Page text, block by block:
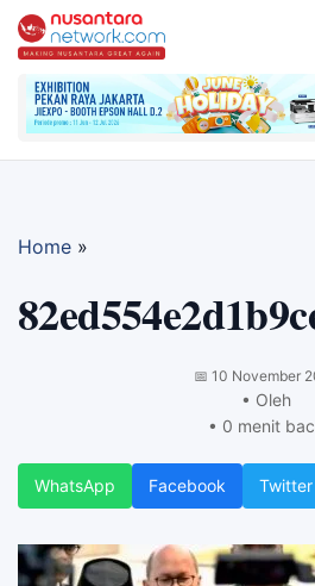
Home »
📅 10 November
• Oleh
• 0 menit
WhatsApp Facebook Twitter